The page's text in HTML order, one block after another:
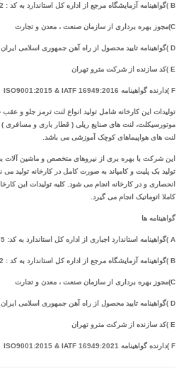
B )گواهینامه آزمایشگاه مرجع از اداره کل استاندارد به کد : GHZ/4342
C)مجوز بهره برداری از سازمان صنعت ، معدن و تجارت
D )گواهینامه تایید محصول از راه آهن جمهوری اسلامی ایران
E )کد سازنده از شرکت مترو تهران
F )دارنده گواهینامه ISO9001:2015 & IATF 16949:2016
تولیدات این کارخانه شامل تولید انواع لنت ترمز جلو و
موتورسیکلت، لنت های صنایع ریلی ( قطار باری و مسافری
لنت های هواپیماهای کوچک آموزشی می باشد.
این شرکت با بهره بری از نیروهای متخصص و ماشین آلات به
تولید بک پلیت و کامپاند به صورت کامل در کارخانه تولید
انحصاری و در کارخانه انجام می شود. کلیه تولیدات این
کاملا اتوماتیک انجام می گیرد.
گواهینامه ها
A )گواهینامه استاندارد اجباری از اداره کل استاندارد به کد: 7670481965
B )گواهینامه آزمایشگاه مرجع از اداره کل استاندارد به کد : GHZ/4342
C)مجوز بهره برداری از سازمان صنعت ، معدن و تجارت
D )گواهینامه تایید محصول از راه آهن جمهوری اسلامی ایران
E )کد سازنده از شرکت مترو تهران
F )دارنده گواهینامه ISO9001:2015 & IATF 16949:2021